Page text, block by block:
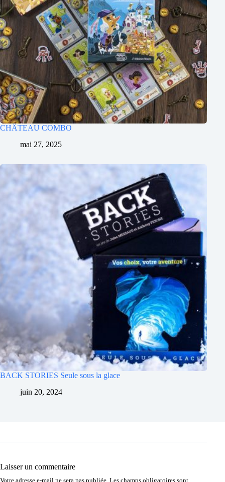
CHÂTEAU COMBO
mai 27, 2025
BACK STORIES Seule sous la glace
juin 20, 2024
Laisser un commentaire
Votre adresse e-mail ne sera pas publiée. Les champs obligatoires sont